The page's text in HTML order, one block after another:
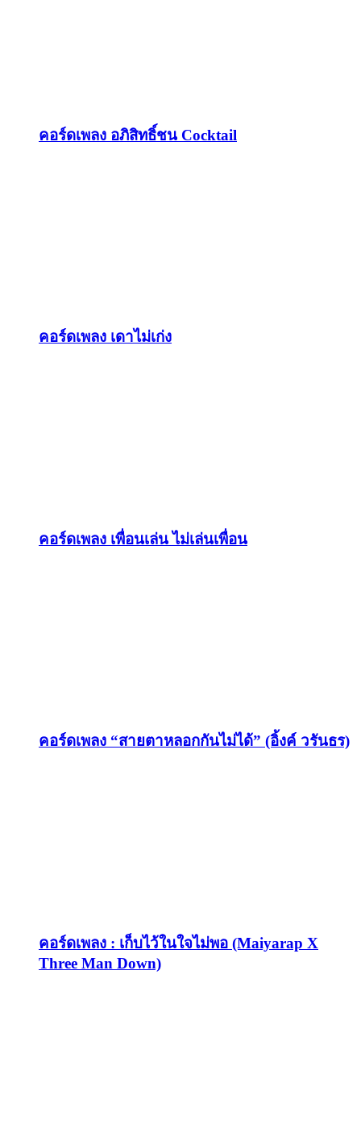
คอร์ดเพลง อภิสิทธิ์ชน Cocktail
คอร์ดเพลง เดาไม่เก่ง
คอร์ดเพลง เพื่อนเล่น ไม่เล่นเพื่อน
คอร์ดเพลง “สายตาหลอกกันไม่ได้” (อิ้งค์ วรันธร)
คอร์ดเพลง : เก็บไว้ในใจไม่พอ (Maiyarap X
Three Man Down)